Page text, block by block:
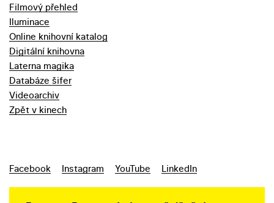
Filmový přehled
Iluminace
Online knihovní katalog
Digitální knihovna
Laterna magika
Databáze šifer
Videoarchiv
Zpět v kinech
Facebook Instagram YouTube LinkedIn